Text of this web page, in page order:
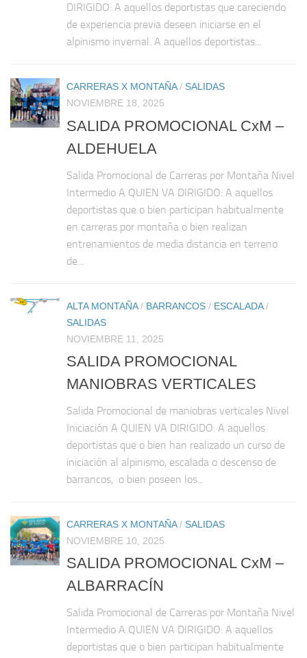
DIRIGIDO: A aquellos deportistas que careciendo
de experiencia previa deseen iniciarse en el
alpinismo invernal. A aquellos deportistas...
CARRERAS X MONTAÑA/ SALIDAS
NOVIEMBRE 18, 2025
SALIDA PROMOCIONAL CxM –
ALDEHUELA
Salida Promocional de Carreras por Montaña Nivel
Intermedio A QUIEN VA DIRIGIDO: A aquellos
deportistas que o bien participan habitualmente
en carreras por montaña o bien realizan
entrenamientos de media distancia en terreno
de...
ALTA MONTAÑA/ BARRANCOS / ESCALADA/
SALIDAS
NOVIEMBRE 11, 2025
SALIDA PROMOCIONAL
MANIOBRAS VERTICALES
Salida Promocional de maniobras verticales Nivel
Iniciación A QUIEN VA DIRIGIDO: A aquellos
deportistas que o bien han realizado un curso de
iniciación al alpinismo, escalada o descenso de
barrancos, o bien poseen los...
CARRERAS X MONTAÑA/ SALIDAS
NOVIEMBRE 10, 2025
SALIDA PROMOCIONAL CxM –
ALBARRACÍN
Salida Promocional de Carreras por Montaña Nivel
Intermedio A QUIEN VA DIRIGIDO: A aquellos
deportistas que o bien participan habitualmente